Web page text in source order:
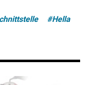
#Hella